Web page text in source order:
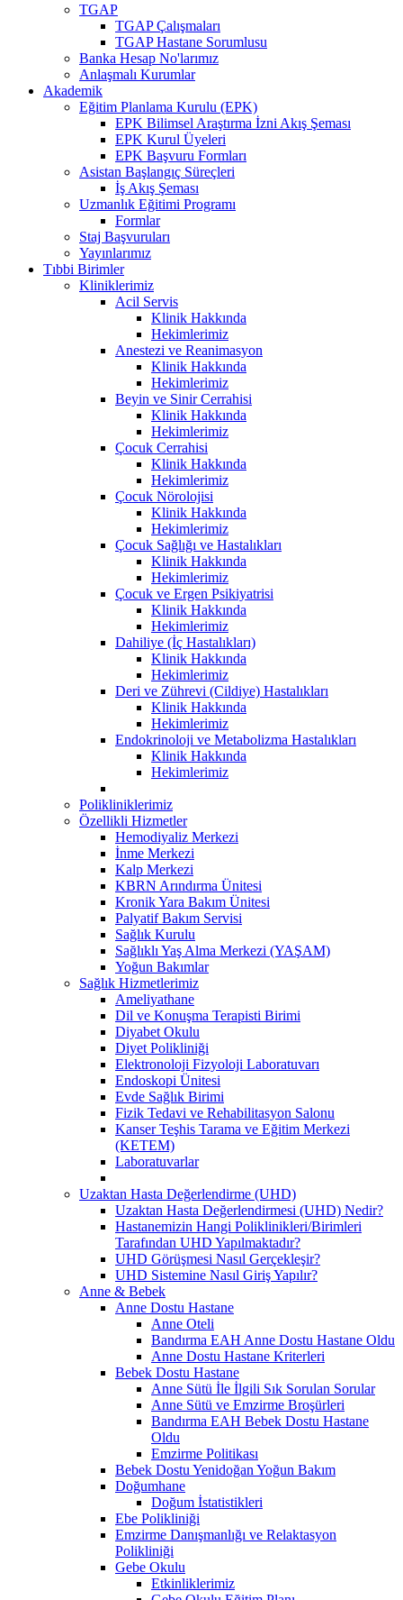
TGAP
TGAP Çalışmaları
TGAP Hastane Sorumlusu
Banka Hesap No'larımız
Anlaşmalı Kurumlar
Akademik
Eğitim Planlama Kurulu (EPK)
EPK Bilimsel Araştırma İzni Akış Şeması
EPK Kurul Üyeleri
EPK Başvuru Formları
Asistan Başlangıç Süreçleri
İş Akış Şeması
Uzmanlık Eğitimi Programı
Formlar
Staj Başvuruları
Yayınlarımız
Tıbbi Birimler
Kliniklerimiz
Acil Servis
Klinik Hakkında
Hekimlerimiz
Anestezi ve Reanimasyon
Klinik Hakkında
Hekimlerimiz
Beyin ve Sinir Cerrahisi
Klinik Hakkında
Hekimlerimiz
Çocuk Cerrahisi
Klinik Hakkında
Hekimlerimiz
Çocuk Nörolojisi
Klinik Hakkında
Hekimlerimiz
Çocuk Sağlığı ve Hastalıkları
Klinik Hakkında
Hekimlerimiz
Çocuk ve Ergen Psikiyatrisi
Klinik Hakkında
Hekimlerimiz
Dahiliye (İç Hastalıkları)
Klinik Hakkında
Hekimlerimiz
Deri ve Zührevi (Cildiye) Hastalıkları
Klinik Hakkında
Hekimlerimiz
Endokrinoloji ve Metabolizma Hastalıkları
Klinik Hakkında
Hekimlerimiz
Polikliniklerimiz
Özellikli Hizmetler
Hemodiyaliz Merkezi
İnme Merkezi
Kalp Merkezi
KBRN Arındırma Ünitesi
Kronik Yara Bakım Ünitesi
Palyatif Bakım Servisi
Sağlık Kurulu
Sağlıklı Yaş Alma Merkezi (YAŞAM)
Yoğun Bakımlar
Sağlık Hizmetlerimiz
Ameliyathane
Dil ve Konuşma Terapisti Birimi
Diyabet Okulu
Diyet Polikliniği
Elektronoloji Fizyoloji Laboratuvarı
Endoskopi Ünitesi
Evde Sağlık Birimi
Fizik Tedavi ve Rehabilitasyon Salonu
Kanser Teşhis Tarama ve Eğitim Merkezi
(KETEM)
Laboratuvarlar
Uzaktan Hasta Değerlendirme (UHD)
Uzaktan Hasta Değerlendirmesi (UHD) Nedir?
Hastanemizin Hangi Poliklinikleri/Birimleri
Tarafından UHD Yapılmaktadır?
UHD Görüşmesi Nasıl Gerçekleşir?
UHD Sistemine Nasıl Giriş Yapılır?
Anne & Bebek
Anne Dostu Hastane
Anne Oteli
Bandırma EAH Anne Dostu Hastane Oldu
Anne Dostu Hastane Kriterleri
Bebek Dostu Hastane
Anne Sütü İle İlgili Sık Sorulan Sorular
Anne Sütü ve Emzirme Broşürleri
Bandırma EAH Bebek Dostu Hastane
Oldu
Emzirme Politikası
Bebek Dostu Yenidoğan Yoğun Bakım
Doğumhane
Doğum İstatistikleri
Ebe Polikliniği
Emzirme Danışmanlığı ve Relaktasyon
Polikliniği
Gebe Okulu
Etkinliklerimiz